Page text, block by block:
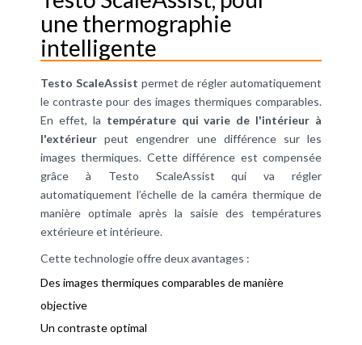
une thermographie
intelligente
Testo ScaleAssist permet de régler automatiquement
le contraste pour des images thermiques comparables.
En effet, la température qui varie de l'intérieur à
l'extérieurpeut engendrer une différence sur les
images thermiques. Cette différence est compensée
grâce à Testo ScaleAssist qui va régler
automatiquement l’échelle de la caméra thermique de
manière optimale après la saisie des températures
extérieureet intérieure.
Cette technologie offre deux avantages :
Des images thermiques comparables de manière
objective
Un contraste optimal